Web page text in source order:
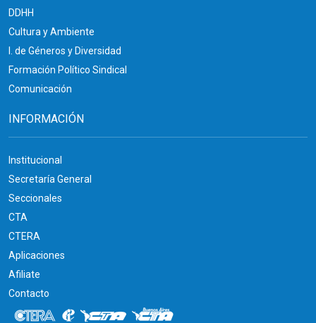
DDHH
Cultura y Ambiente
I. de Géneros y Diversidad
Formación Político Sindical
Comunicación
INFORMACIÓN
Institucional
Secretaría General
Seccionales
CTA
CTERA
Aplicaciones
Afiliate
Contacto